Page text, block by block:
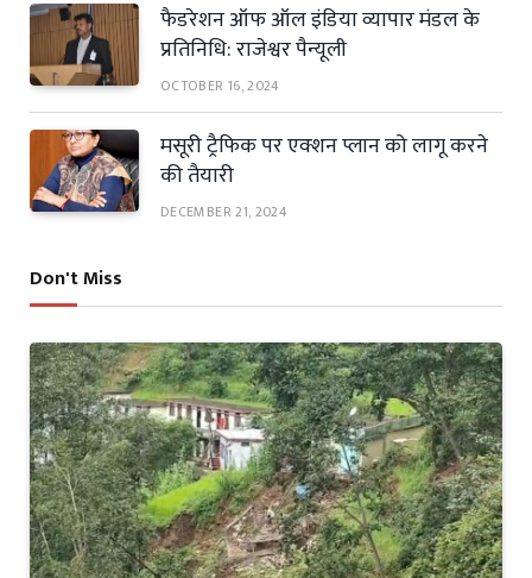
फैडरेशन ऑफ ऑल इंडिया व्यापार मंडल के
प्रतिनिधि: राजेश्वर पैन्यूली
OCTOBER 16, 2024
मसूरी ट्रैफिक पर एक्शन प्लान को लागू करने
की तैयारी
DECEMBER 21, 2024
Don't Miss